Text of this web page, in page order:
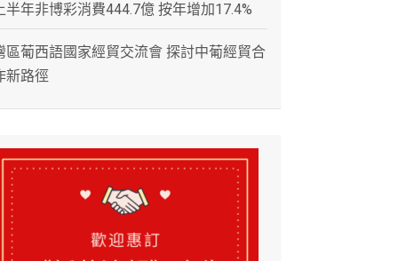
半年非博彩消費444.7億 按年增加17.4%
區葡西語國家經貿交流會 探討中葡經貿合
新路徑